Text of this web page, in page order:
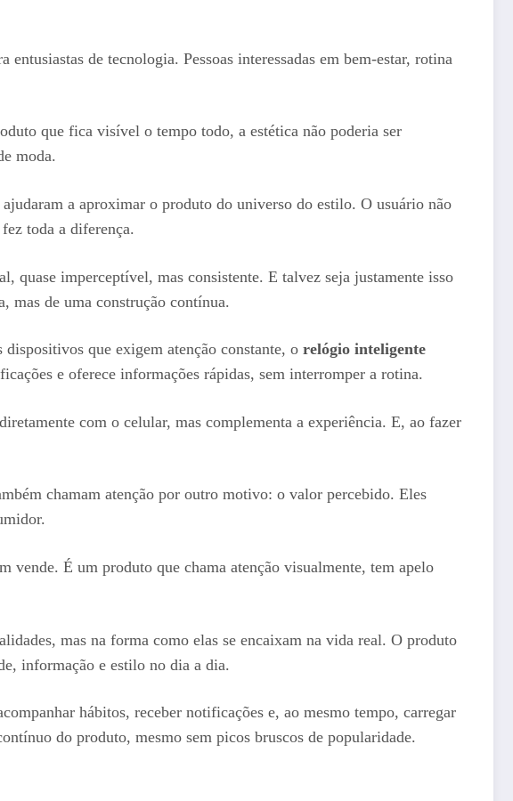
de tecnologia. Pessoas interessadas em bem-estar, rotina
que fica visível o tempo todo, a estética não poderia ser
moda.
a aproximar o produto do universo do estilo. O usuário não
toda a diferença.
quase imperceptível, mas consistente. E talvez seja justamente isso
mas de uma construção contínua.
que exigem atenção constante, o relógio inteligente
e oferece informações rápidas, sem interromper a rotina.
com o celular, mas complementa a experiência. E, ao fazer
chamam atenção por outro motivo: o valor percebido. Eles
vende. É um produto que chama atenção visualmente, tem apelo
mas na forma como elas se encaixam na vida real. O produto
informação e estilo no dia a dia.
hábitos, receber notificações e, ao mesmo tempo, carregar
do produto, mesmo sem picos bruscos de popularidade.